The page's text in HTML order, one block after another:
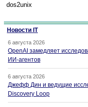
dos2unix
Новости IT
6 августа 2026
OpenAI замедляет
ИИ-агентов
6 августа 2026
Джефф Дин и ведущие
Discovery Loop